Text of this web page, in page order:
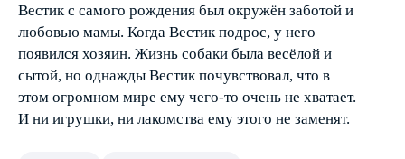
Вестик с самого рождения был окружён заботой и
любовью мамы. Когда Вестик подрос, у него
появился хозяин. Жизнь собаки была весёлой и
сытой, но однажды Вестик почувствовал, что в
этом огромном мире ему чего-то очень не хватает.
И ни игрушки, ни лакомства ему этого не заменят.